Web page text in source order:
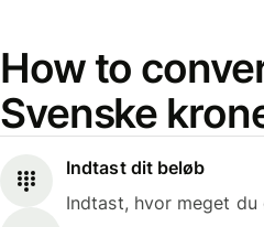
How to
Svenske
Indtast dit beløb
Indtast, hvor meget du